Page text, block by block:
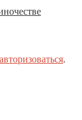
авторизоваться.